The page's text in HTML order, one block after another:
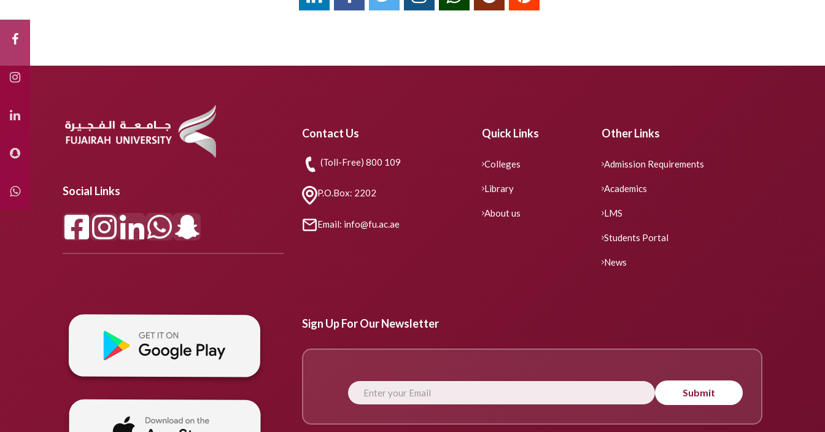
Social Links
Contact Us
(Toll-Free) 800 109
P.O.Box: 2202
Email: info@fu.ac.ae
Quick Links
Colleges
Library
About us
Other Links
Admission Requirements
Academics
LMS
Students Portal
News
Sign Up For Our Newsletter
Submit